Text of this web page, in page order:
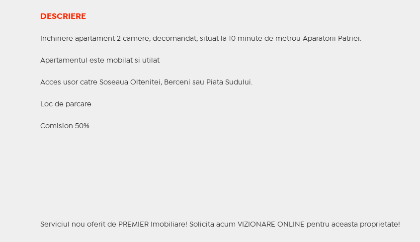
DESCRIERE
Inchiriere apartament 2 camere, decomandat, situat la 10 minute de metrou Aparatorii Patriei.
Apartamentul este mobilat si utilat
Acces usor catre Soseaua Oltenitei, Berceni sau Piata Sudului.
Loc de parcare
Comision 50%
Serviciul nou oferit de PREMIER Imobiliare! Solicita acum VIZIONARE ONLINE pentru aceasta proprietate!